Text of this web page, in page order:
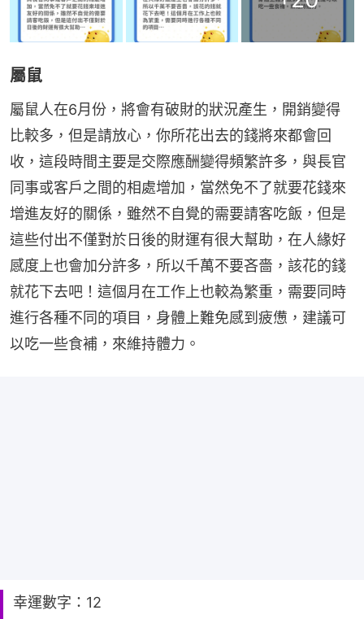
屬鼠
屬鼠人在6月份，將會有破財的狀況產生，開銷變得
比較多，但是請放心，你所花出去的錢將來都會回
收，這段時間主要是交際應酬變得頻繁許多，與長官
同事或客戶之間的相處增加，當然免不了就要花錢來
增進友好的關係，雖然不自覺的需要請客吃飯，但是
這些付出不僅對於日後的財運有很大幫助，在人緣好
感度上也會加分許多，所以千萬不要吝嗇，該花的錢
就花下去吧！這個月在工作上也較為繁重，需要同時
進行各種不同的項目，身體上難免感到疲憊，建議可
以吃一些食補，來維持體力。
幸運數字：12